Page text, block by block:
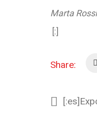
Marta Rossi
[:]
Share: